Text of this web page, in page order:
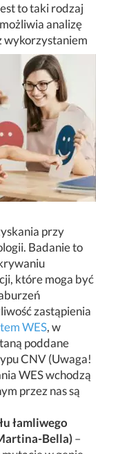
to taki rodzaj
analizę
wykorzystaniem
przy
Badanie to
które moga być
zastąpienia
WES, w
poddane
CNV (Uwaga!
WES wchodzą
przez nas są
łamliwego
Bella)–